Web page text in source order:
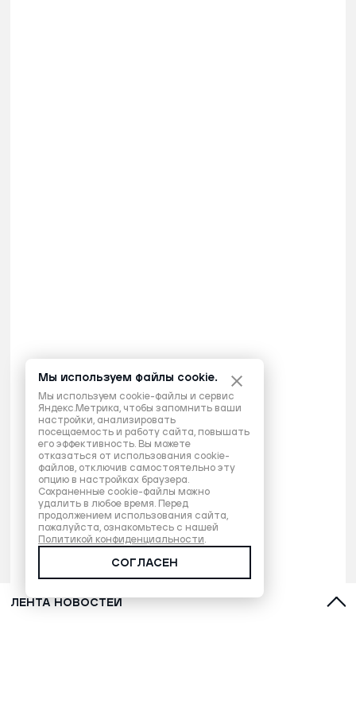
ЛЕНТА НОВОСТЕЙ
Мы используем файлы cookie.
Мы используем cookie-файлы и сервис
Яндекс.Метрика, чтобы запомнить ваши
настройки, анализировать
посещаемость и работу сайта, повышать
его эффективность. Вы можете
отказаться от использования cookie-
файлов, отключив самостоятельно эту
опцию в настройках браузера.
Сохраненные cookie-файлы можно
удалить в любое время. Перед
продолжением использования сайта,
пожалуйста, ознакомьтесь с нашей
Политикой конфиденциальности.
СОГЛАСЕН